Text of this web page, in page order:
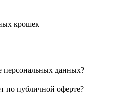
крошек
персональных данных?
по публичной оферте?